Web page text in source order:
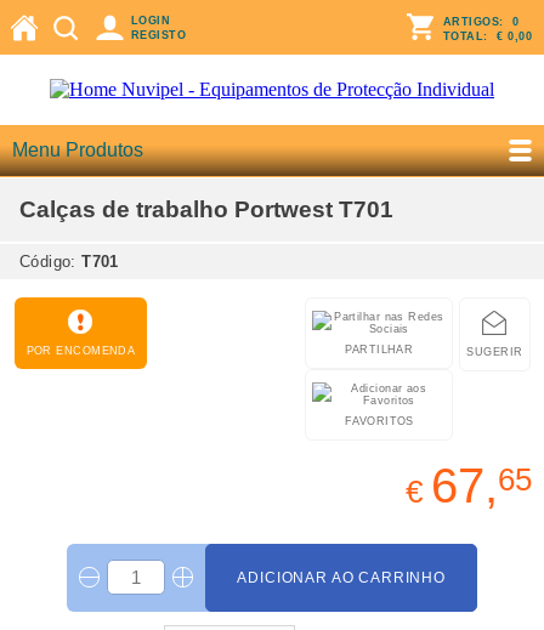
LOGIN
REGISTO
ARTIGOS: 0
TOTAL: € 0,00
Menu Produtos
Calças de trabalho Portwest T701
Código:T701
POR ENCOMENDA SUGERIR
PARTILHAR
FAVORITOS
€ 67,65
ADICIONAR AO CARRINHO